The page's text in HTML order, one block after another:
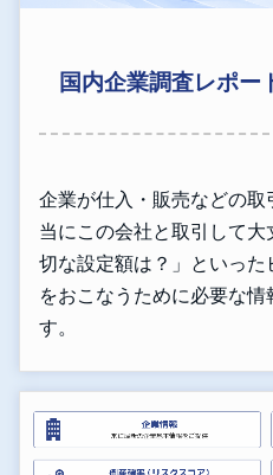
国内企業調査レポー
企業が仕入・販売などの
当にこの会社と取引して
切な設定額は？」といっ
をおこなうために必要な
す。